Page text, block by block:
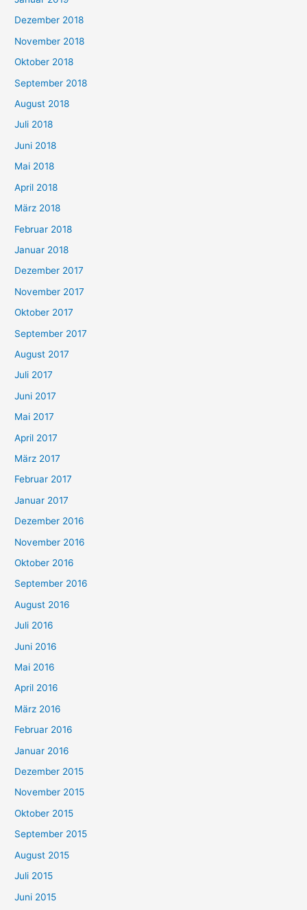
Dezember 2018
November 2018
Oktober 2018
September 2018
August 2018
Juli 2018
Juni 2018
Mai 2018
April 2018
März 2018
Februar 2018
Januar 2018
Dezember 2017
November 2017
Oktober 2017
September 2017
August 2017
Juli 2017
Juni 2017
Mai 2017
April 2017
März 2017
Februar 2017
Januar 2017
Dezember 2016
November 2016
Oktober 2016
September 2016
August 2016
Juli 2016
Juni 2016
Mai 2016
April 2016
März 2016
Februar 2016
Januar 2016
Dezember 2015
November 2015
Oktober 2015
September 2015
August 2015
Juli 2015
Juni 2015